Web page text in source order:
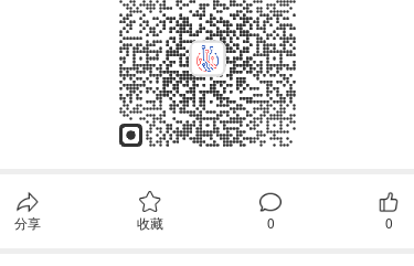
分享 收藏 0 0